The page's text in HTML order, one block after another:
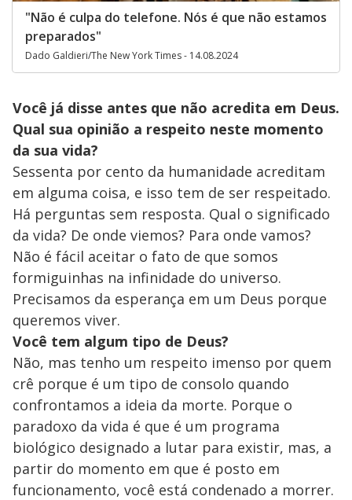
"Não é culpa do telefone. Nós é que não estamos
preparados"
Dado Galdieri/The New York Times - 14.08.2024
Você já disse antes que não acredita em Deus.
Qual sua opinião a respeito neste momento
da sua vida?
Sessenta por cento da humanidade acreditam
em alguma coisa, e isso tem de ser respeitado.
Há perguntas sem resposta. Qual o significado
da vida? De onde viemos? Para onde vamos?
Não é fácil aceitar o fato de que somos
formiguinhas na infinidade do universo.
Precisamos da esperança em um Deus porque
queremos viver.
Você tem algum tipo de Deus?
Não, mas tenho um respeito imenso por quem
crê porque é um tipo de consolo quando
confrontamos a ideia da morte. Porque o
paradoxo da vida é que é um programa
biológico designado a lutar para existir, mas, a
partir do momento em que é posto em
funcionamento, você está condenado a morrer.